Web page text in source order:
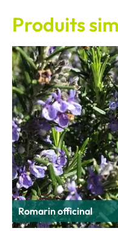
Produits
Romarin officinal